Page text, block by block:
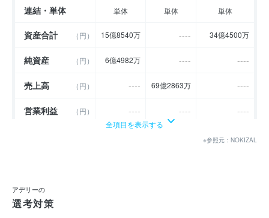
連結・単体 単体 単体 単体
資産合計 （円） 15億8540万 ---- 34億4500万
純資産 （円） 6億4982万 ---- ----
売上高 （円） ---- 69億2863万 ----
営業利益 （円） ---- ---- ----
----
利益余剰金
売上伸び率
全項目を表示する
※参照元：NOKIZAL
アデリーの
選考対策